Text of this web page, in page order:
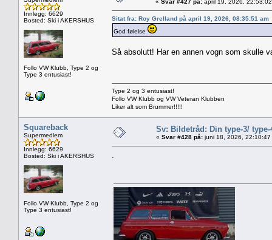
Innlegg: 6629
Bosted: Ski i AKERSHUS
Follo VW Klubb, Type 2 og
Type 3 entusiast!
« Svar #427 på: april 19, 2026,
Sitat fra: Roy Grelland på april 19, 2026, 08:35:51 am
God følelse
Så absolutt! Har en annen vogn som skulle
Type 2 og 3 entusiast!
Follo VW Klubb og VW Veteran Klubben
Liker alt som Brummer!!!!!
Squareback
Supermedlem
Innlegg: 6629
Bosted: Ski i AKERSHUS
Follo VW Klubb, Type 2 og
Type 3 entusiast!
Sv: Bildetråd: Din type-3/ type-
« Svar #428 på: juni 18, 2026, 22:10:47